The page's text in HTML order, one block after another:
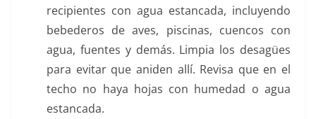
recipientes con agua estancada, incluyendo
bebederos de aves, piscinas, cuencos con
agua, fuentes y demás. Limpia los desagües
para evitar que aniden allí. Revisa que en el
techo no haya hojas con humedad o agua
estancada.